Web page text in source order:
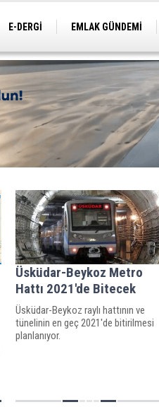
E-DERGİ EMLAK GÜNDEMİ
Üsküdar-Beykoz Metro
Hattı 2021'de Bitecek
Üsküdar-Beykoz raylı hattının ve
tünelinin en geç 2021'de bitirilmesi
planlanıyor.